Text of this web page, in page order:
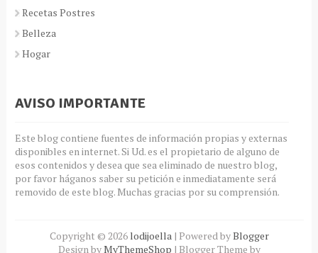
Recetas Postres
Belleza
Hogar
AVISO IMPORTANTE
Este blog contiene fuentes de información propias y externas
disponibles en internet. Si Ud. es el propietario de alguno de
esos contenidos y desea que sea eliminado de nuestro blog,
por favor háganos saber su petición e inmediatamente será
removido de este blog. Muchas gracias por su comprensión.
Copyright © 2026 lodijoella| Powered byBlogger
Design byMyThemeShop | Blogger Theme by